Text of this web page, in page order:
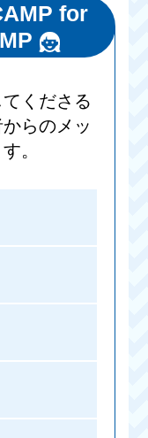
for
くださる
らのメッ
。